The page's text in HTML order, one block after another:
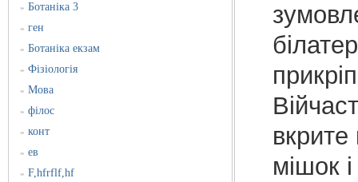
» Ботаніка 3
» ген
» Ботаніка екзам
» Фізіологія
» Мова
» філос
» конт
» ев
» F,hfrflf,hf
мішок